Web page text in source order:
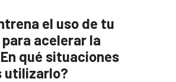
el uso de tu
acelerar la
qué situaciones
utilizarlo?